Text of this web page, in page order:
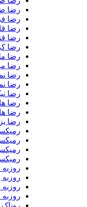
رضا ضیا
رضا فرهادی
رضا قائمی
رضا قندهاری
رضا کرمانی
رضا ملک زاده
رضا موسوی
رضا نمو
رضا نمو و
رضا نیک فرجام
رضا هاشمیان
رضا هامون
رضا یزدانی
رمیکس چرا تو
رمیکس دلارام
رمیکس معجزه
رمیکس مگه
روزبه اسماعیلی
روزبه بمانی
روزبه نعمت
روزبه نعمت
روناک بند